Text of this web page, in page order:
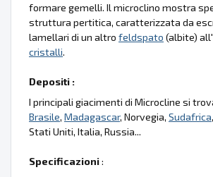
formare gemelli. Il microclino mostra
struttura pertitica, caratterizzata da
lamellari di un altro feldspato (albite)
cristalli.
Depositi :
I principali giacimenti di Microcline si
Brasile, Madagascar, Norvegia, Sudafrica
Stati Uniti, Italia, Russia...
Specificazioni: